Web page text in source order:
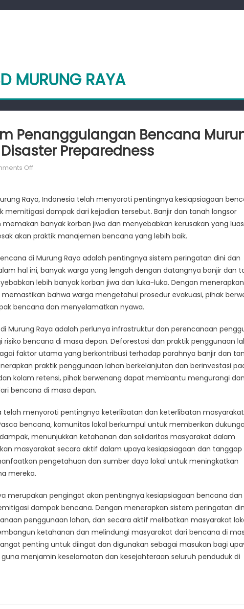
MURUNG RAYA
Penanggulangan Bencana
Preparedness
Offon
from
Penanggulangan
Bencana
Murung
Strategies
for
Disaster
Preparedness
Raya, Indonesia telah menyoroti pentingnya kesiapsiagaan
dampak dari kejadian tersebut. Banjir dan tanah longsor
banyak korban jiwa dan menyebabkan kerusakan yang
akan praktik manajemen bencana yang lebih baik.
di Murung Raya adalah pentingnya sistem peringatan dini dan
hal ini, banyak warga yang lengah dengan datangnya banjir dan
lebih banyak korban jiwa dan luka-luka. Dengan menerapkan
bahwa warga mengetahui prosedur evakuasi, pihak
bencana dan menyelamatkan nyawa.
Murung Raya adalah perlunya infrastruktur dan perencanaan
bencana di masa depan. Deforestasi dan praktik penggunaan
faktor utama yang berkontribusi terhadap parahnya banjir dan
praktik penggunaan lahan berkelanjutan dan berinvestasi
kolam retensi, pihak berwenang dapat membantu mengurangi
bencana di masa depan.
telah menyoroti pentingnya keterlibatan dan keterlibatan masyarakat
bencana, komunitas lokal berkumpul untuk memberikan
menunjukkan ketahanan dan solidaritas masyarakat dalam
masyarakat secara aktif dalam upaya kesiapsiagaan dan tanggap
pengetahuan dan sumber daya lokal untuk meningkatkan
mereka.
merupakan pengingat akan pentingnya kesiapsiagaan bencana dan
dampak bencana. Dengan menerapkan sistem peringatan
penggunaan lahan, dan secara aktif melibatkan masyarakat
ketahanan dan melindungi masyarakat dari bencana di
penting untuk diingat dan digunakan sebagai masukan bagi
menjamin keselamatan dan kesejahteraan seluruh penduduk di